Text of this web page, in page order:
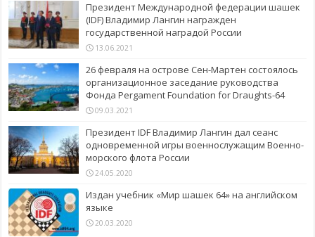
Президент Международной федерации шашек
(IDF) Владимир Лангин награжден
государственной наградой России
13.06.2021
26 февраля на острове Сен-Мартен состоялось
организационное заседание руководства
Фонда Pergament Foundation for Draughts-64
09.03.2021
Президент IDF Владимир Лангин дал сеанс
одновременной игры военнослужащим Военно-
морского флота России
24.05.2020
Издан учебник «Мир шашек 64» на английском
языке
20.03.2020